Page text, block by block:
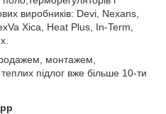
виробників: Devi, Nexans,
Xica, Heat Plus, In-Term,
монтажем,
підлог вже більше 10-ти